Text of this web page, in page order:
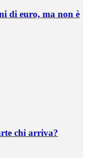
di euro, ma non è
chi arriva?